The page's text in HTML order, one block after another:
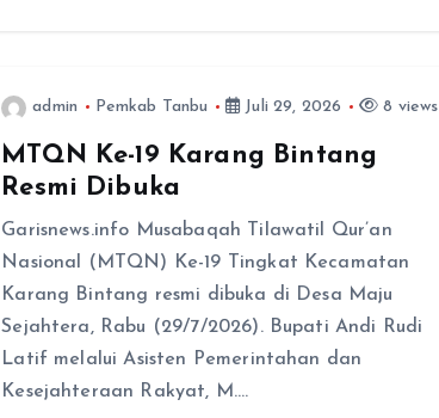
admin Pemkab Tanbu Juli 29, 2026 8 views
MTQN Ke-19 Karang Bintang
Resmi Dibuka
Garisnews.info Musabaqah Tilawatil Qur’an
Nasional (MTQN) Ke-19 Tingkat Kecamatan
Karang Bintang resmi dibuka di Desa Maju
Sejahtera, Rabu (29/7/2026). Bupati Andi Rudi
Latif melalui Asisten Pemerintahan dan
Kesejahteraan Rakyat, M.…